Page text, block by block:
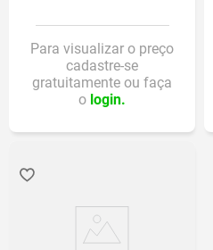
Para visualizar o preço
cadastre-se
gratuitamente ou faça
o login.